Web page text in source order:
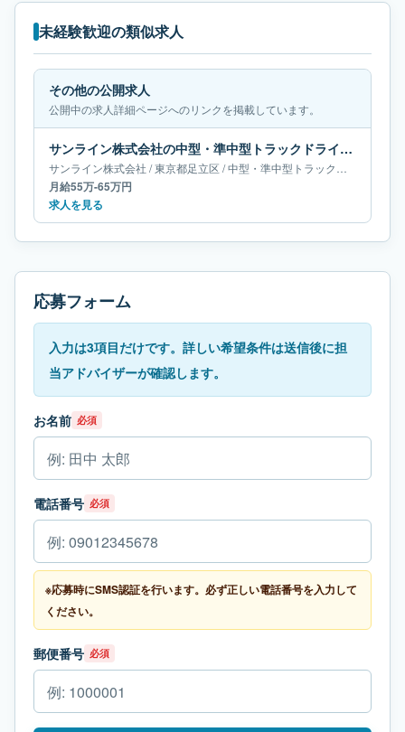
未経験歓迎の類似求人
その他の公開求人
公開中の求人詳細ページへのリンクを掲載しています。
サンライン株式会社の中型・準中型トラックドライバー求人｜東京都足立区｜月給55万-65万円
サンライン株式会社 /東京都足立区 /中型・準中型トラックドライバー
月給55万-65万円
求人を見る
応募フォーム
入力は3項目だけです。詳しい希望条件は送信後に担
当アドバイザーが確認します。
お名前 必須
電話番号 必須
※応募時にSMS認証を行います。必ず正しい電話番号を入力して
ください。
郵便番号 必須